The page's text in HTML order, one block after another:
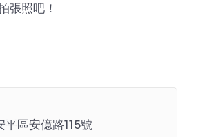
張照吧！
平區安億路115號